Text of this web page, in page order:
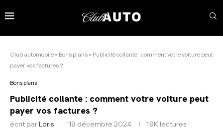
Club automobile » Bons plans » Publicité collante : comment votre voiture peut
payer vos factures ?
Bons plans
Publicité collante : comment votre voiture peut
payer vos factures ?
écrit parLoris 19 décembre 2024 1,9K lectures